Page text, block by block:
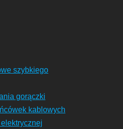
szybkiego
gorączki
kablowych